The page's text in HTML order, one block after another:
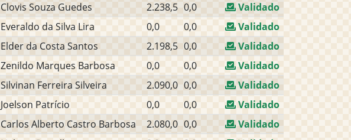
Clovis Souza Guedes 2.238,5 0,0
Validado
Everaldo da Silva Lira 0,0 0,0
Validado
Elder da Costa Santos 2.198,5 0,0
Validado
Zenildo Marques Barbosa 0,0 0,0
Validado
Silvinan Ferreira Silveira 2.090,0 0,0
Validado
Joelson Patrício 0,0 0,0
Validado
Carlos Alberto Castro Barbosa 2.080,0 0,0
Validado